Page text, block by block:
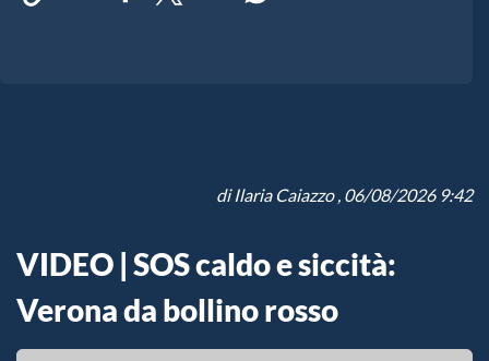
diIlaria Caiazzo, 06/08/2026 9:42
VIDEO | SOS caldo e siccità:
Verona da bollino rosso